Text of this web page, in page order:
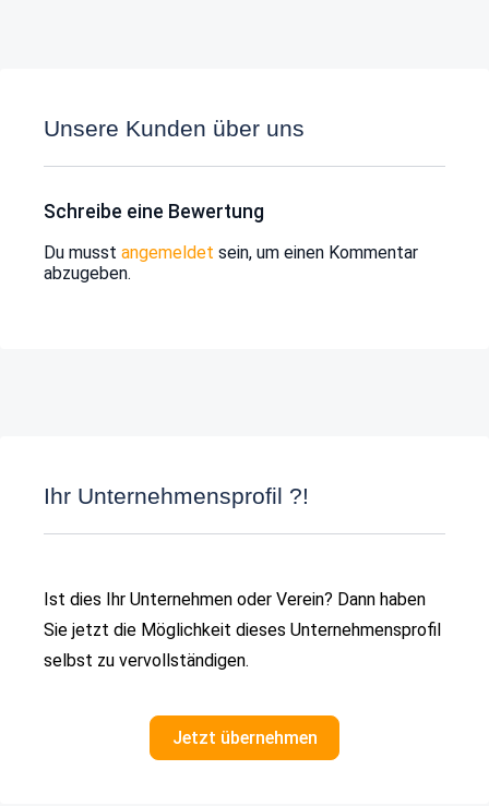
Unsere Kunden über uns
Schreibe eine Bewertung
Du musst angemeldet sein, um einen Kommentar
abzugeben.
Ihr Unternehmensprofil ?!
Ist dies Ihr Unternehmen oder Verein? Dann haben
Sie jetzt die Möglichkeit dieses Unternehmensprofil
selbst zu vervollständigen.
Jetzt übernehmen